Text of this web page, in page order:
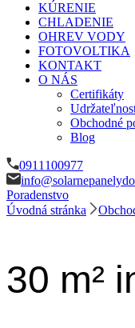
KÚRENIE
CHLADENIE
OHREV VODY
FOTOVOLTIKA
KONTAKT
O NÁS
Certifikáty
Obchodné
Blog
0911100977
Poradenstvo
Úvodná stránka
30 m²